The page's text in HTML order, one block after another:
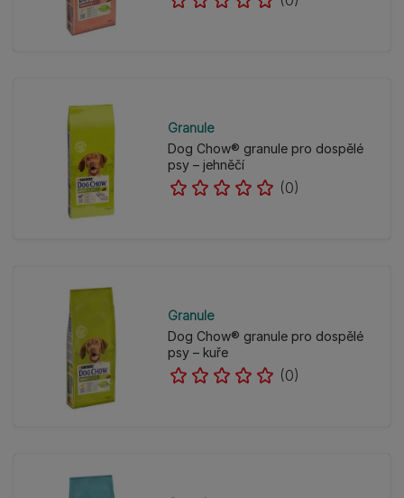
Granule
Dog Chow® granule pro dospělé
psy – jehněčí
(0)
Granule
Dog Chow® granule pro dospělé
psy – kuře
(0)